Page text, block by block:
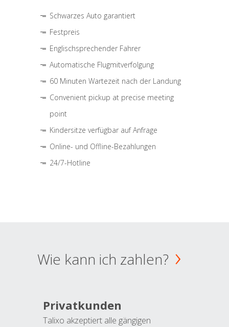
Schwarzes Auto garantiert
Festpreis
Englischsprechender Fahrer
Automatische Flugmitverfolgung
60 Minuten Wartezeit nach der Landung
Convenient pickup at precise meeting
point
Kindersitze verfügbar auf Anfrage
Online- und Offline-Bezahlungen
24/7-Hotline
Wie kann ich zahlen?
Privatkunden
Talixo akzeptiert alle gängigen